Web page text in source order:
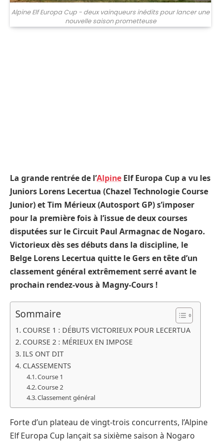
Alpine Elf Europa Cup - deux vainqueurs inédits pour lancer une
nouvelle saison prometteuse
La grande rentrée de l’Alpine Elf Europa Cup a vu les
Juniors Lorens Lecertua (Chazel Technologie Course
Junior) et Tim Mérieux (Autosport GP) s’imposer
pour la première fois à l’issue de deux courses
disputées sur le Circuit Paul Armagnac de Nogaro.
Victorieux dès ses débuts dans la discipline, le
Belge Lorens Lecertua quitte le Gers en tête d’un
classement général extrêmement serré avant le
prochain rendez-vous à Magny-Cours !
Sommaire
COURSE 1 : DÉBUTS VICTORIEUX POUR LECERTUA
COURSE 2 : MÉRIEUX EN IMPOSE
ILS ONT DIT
CLASSEMENTS
Course 1
Course 2
Classement général
Forte d’un plateau de vingt-trois concurrents, l’Alpine
Elf Europa Cup lançait sa sixième saison à Nogaro